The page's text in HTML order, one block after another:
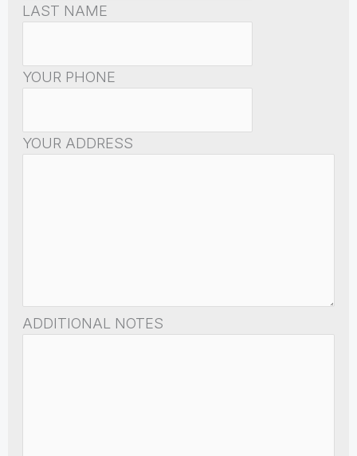
LAST NAME
YOUR PHONE
YOUR ADDRESS
ADDITIONAL NOTES